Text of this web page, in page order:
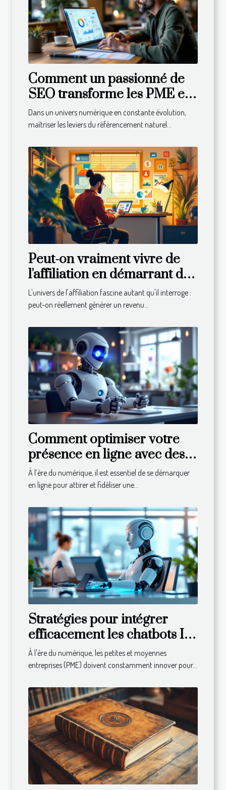
Comment un passionné de
SEO transforme les PME en
leaders du marché?
Dans un univers numérique en constante évolution,
maîtriser les leviers du référencement naturel...
Peut-on vraiment vivre de
l'affiliation en démarrant de
zéro ?
L'univers de l'affiliation fascine autant qu'il interroge :
peut-on réellement générer un revenu...
Comment optimiser votre
présence en ligne avec des
outils de publicité innovants
?
À l’ère du numérique, il est essentiel de se démarquer
en ligne pour attirer et fidéliser une...
Stratégies pour intégrer
efficacement les chatbots IA
dans les PME
À l'ère du numérique, les petites et moyennes
entreprises (PME) doivent constamment innover pour...